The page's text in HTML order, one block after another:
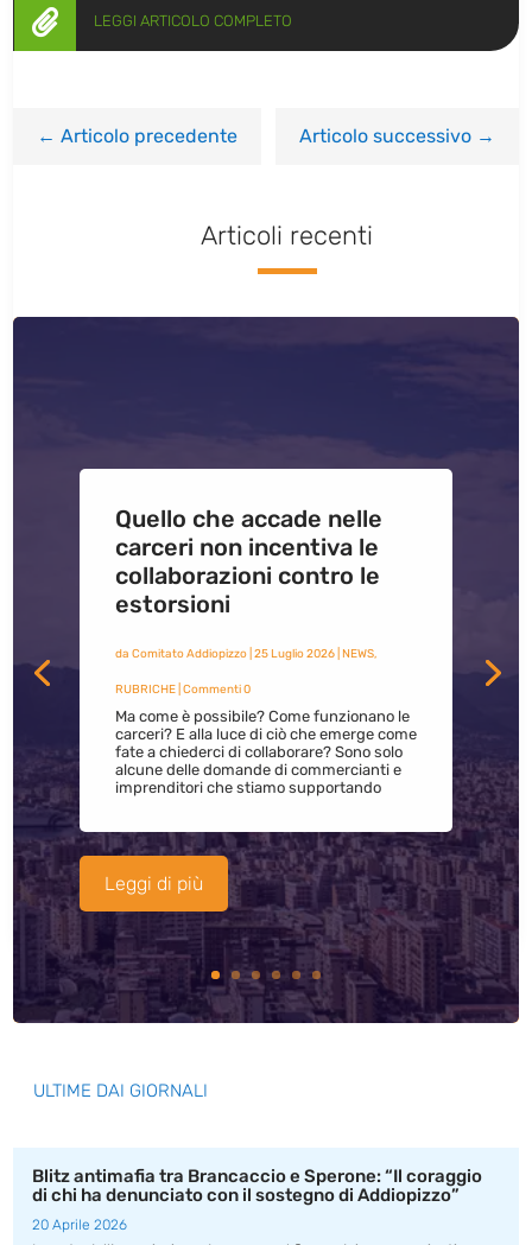
 LEGGI ARTICOLO COMPLETO
←Articolo precedente Articolo successivo→
Articoli recenti
Quello che accade nelle
carceri non incentiva le
collaborazioni contro le
estorsioni
da Comitato Addiopizzo| 25 Luglio 2026| NEWS,
RUBRICHE| Commenti 0
Ma come è possibile? Come funzionano le
carceri? E alla luce di ciò che emerge come
fate a chiederci di collaborare? Sono solo
alcune delle domande di commercianti e
imprenditori che stiamo supportando
Leggi di più
ULTIME DAI GIORNALI
Blitz antimafia tra Brancaccio e Sperone: “Il coraggio
di chi ha denunciato con il sostegno di Addiopizzo”
20 Aprile 2026